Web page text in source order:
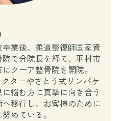
業後、柔道整復師国家資
で分院長を経て、羽村市
クーア整骨院を開院。
ターやさとう式リンパケ
悩む方に真摯に向き合う
移行し、お客様のために
めている。